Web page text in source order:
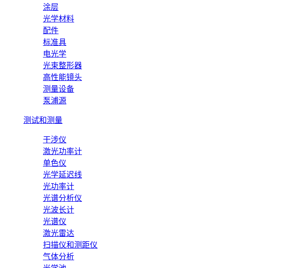
涂层
光学材料
配件
标准具
电光学
光束整形器
高性能镜头
测量设备
泵浦源
测试和测量
干涉仪
激光功率计
单色仪
光学延迟线
光功率计
光谱分析仪
光波长计
光谱仪
激光雷达
扫描仪和测距仪
气体分析